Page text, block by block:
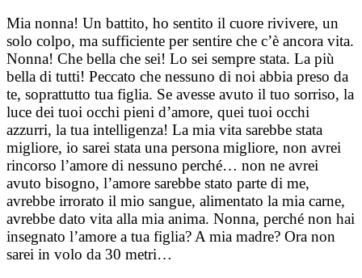
Mia nonna! Un battito, ho sentito il cuore rivivere, un
solo colpo, ma sufficiente per sentire che c’è ancora vita.
Nonna! Che bella che sei! Lo sei sempre stata. La più
bella di tutti! Peccato che nessuno di noi abbia preso da
te, soprattutto tua figlia. Se avesse avuto il tuo sorriso, la
luce dei tuoi occhi pieni d’amore, quei tuoi occhi
azzurri, la tua intelligenza! La mia vita sarebbe stata
migliore, io sarei stata una persona migliore, non avrei
rincorso l’amore di nessuno perché… non ne avrei
avuto bisogno, l’amore sarebbe stato parte di me,
avrebbe irrorato il mio sangue, alimentato la mia carne,
avrebbe dato vita alla mia anima. Nonna, perché non hai
insegnato l’amore a tua figlia? A mia madre? Ora non
sarei in volo da 30 metri…